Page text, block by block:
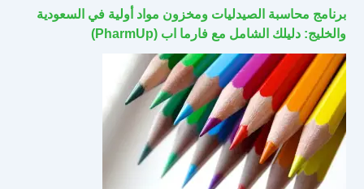
برنامج محاسبة الصيدليات ومخزون مواد أولية في السعودية
والخليج: دليلك الشامل مع فارما اب (PharmUp)